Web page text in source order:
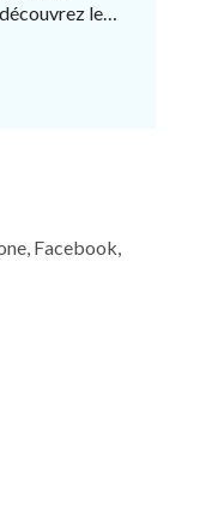
les
Facebook,